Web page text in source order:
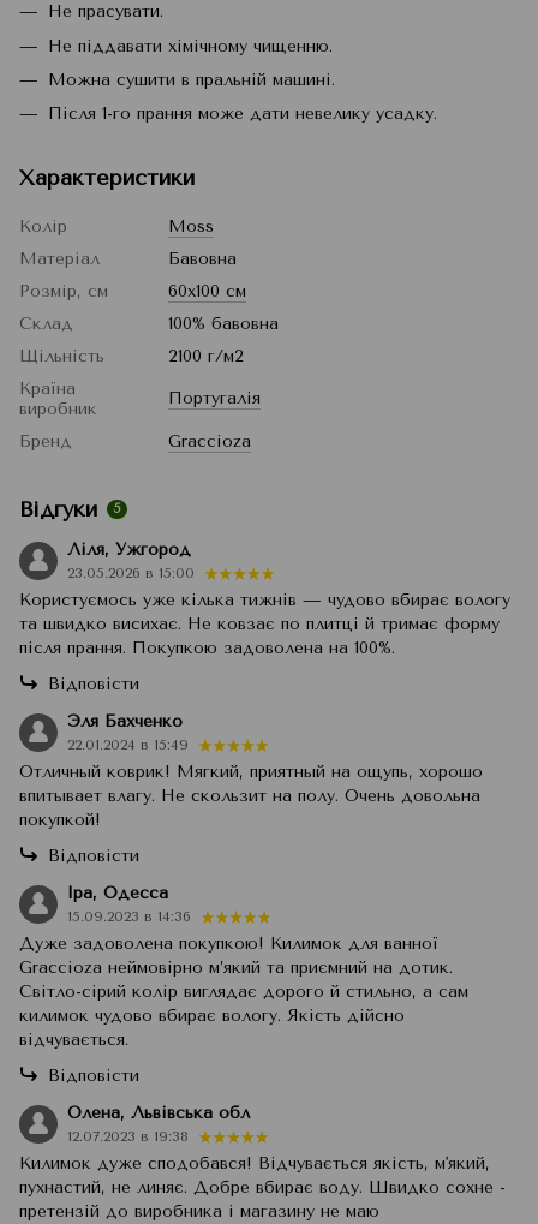
Не прасувати.
Не піддавати хімічному чищенню.
Можна сушити в пральній машині.
Після 1-го прання може дати невелику усадку.
Характеристики
Колір
Moss
Матеріал
Бавовна
Розмір, см
60x100 см
Склад
100% бавовна
Щільність
2100 г/м2
Країна
виробник
Португалія
Бренд Graccioza
Відгуки 5
Ліля, Ужгород
23.05.2026 в 15:00
Користуємось уже кілька тижнів — чудово вбирає вологу
та швидко висихає. Не ковзає по плитці й тримає форму
після прання. Покупкою задоволена на 100%.
Відповісти
Эля Бахченко
22.01.2024 в 15:49
Отличный коврик! Мягкий, приятный на ощупь, хорошо
впитывает влагу. Не скользит на полу. Очень довольна
покупкой!
Відповісти
Іра, Одесса
15.09.2023 в 14:36
Дуже задоволена покупкою! Килимок для ванної
Graccioza неймовірно м’який та приємний на дотик.
Світло-сірий колір виглядає дорого й стильно, а сам
килимок чудово вбирає вологу. Якість дійсно
відчувається.
Відповісти
Олена, Львівська обл
12.07.2023 в 19:38
Килимок дуже сподобався! Відчувається якість, м'який,
пухнастий, не линяє. Добре вбирає воду. Швидко сохне -
претензій до виробника і магазину не маю